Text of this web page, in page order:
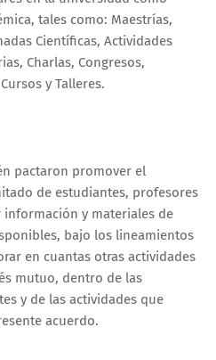
tales como: Maestrías,
Científicas, Actividades
Charlas, Congresos,
y Talleres.
pactaron promover el
de estudiantes, profesores
y materiales de
bajo los lineamientos
en cuantas otras actividades
mutuo, dentro de las
y de las actividades que
acuerdo.